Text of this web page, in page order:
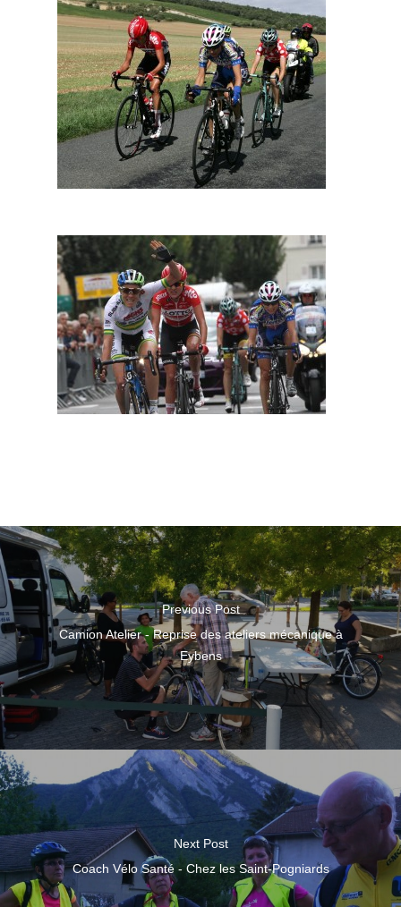
Previous Post
Camion Atelier - Reprise des ateliers mécanique à
Eybens
Next Post
Coach Vélo Santé - Chez les Saint-Pogniards